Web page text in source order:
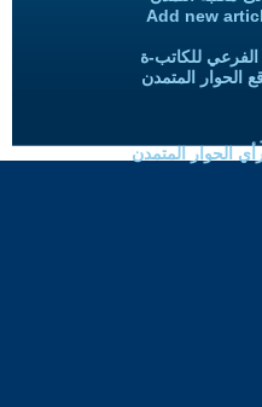
Add new
الفرعي للكاتب-ة
الحوار المتمدن
الحوار المتمدن